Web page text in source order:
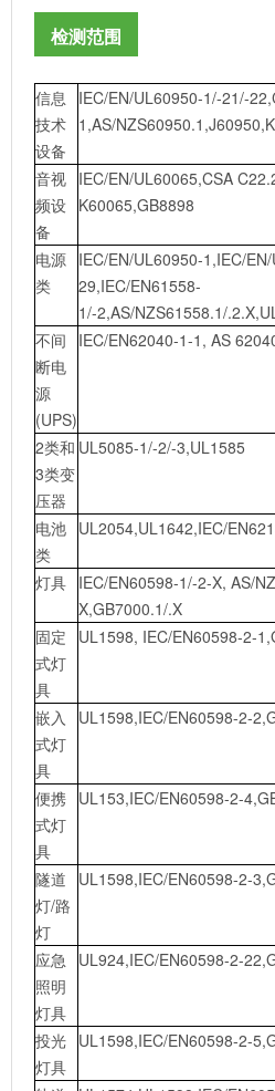
检测范围
信息
技术
设备
IEC/EN/UL60950-1/-21/-
1,AS/
音视
频设
备
IEC/EN/UL60065,CSA
K60065,GB8898
电源
类
IEC/EN/UL60950-1,IEC/
29,IEC/EN61558-
1/-2,AS/NZS61558.1/
不间
断电
源
(UPS)
IEC/EN62040-1-1, AS
2类和
3类变
压器
UL5085-1/-2/-3,UL1585
电池
类
UL2054,UL1642,IEC/
灯具 IEC/EN60598-1/-2-X, AS/
X,GB7000.1/.X
固定
式灯
具
UL1598, IEC/EN60598-2-
嵌入
式灯
具
UL1598,IEC/EN60598-2-
便携
式灯
具
UL153,IEC/EN60598-2-
隧道
灯/路
灯
UL1598,IEC/EN60598-2-
应急
照明
灯具
UL924,IEC/EN60598-2-
投光
灯具
UL1598,IEC/EN60598-2-